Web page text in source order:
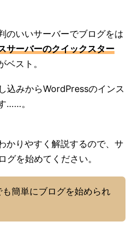
のいいサーバーでブログをは
サーバーのクイックスター
ベスト。
込みからWordPressのインス
……。
かりやすく解説するので、サ
グを始めてください。
も簡単にブログを始められ